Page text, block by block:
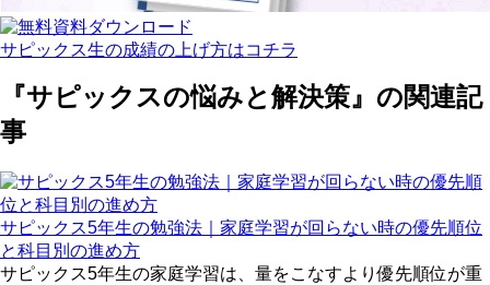
サピックス生の成績の上げ方はコチラ
『サピックスの悩みと解決策』の関連記
事
サピックス5年生の勉強法｜家庭学習が回らない時の優先順位
と科目別の進め方
サピックス5年生の家庭学習は、量をこなすより優先順位が重